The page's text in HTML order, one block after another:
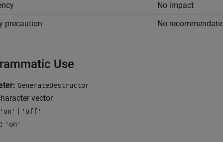
No impact
precaution
No
Use
GenerateDestructor
vector
'on' | 'off'
'on'